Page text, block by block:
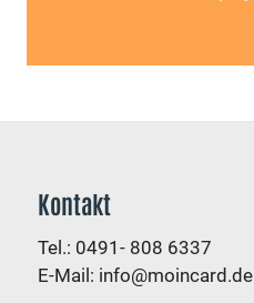
Kontakt
Tel.: 0491- 808 6337
E-Mail: info@moincard.de